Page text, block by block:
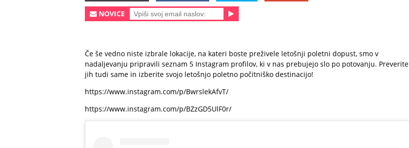
NOVICE
Če še vedno niste izbrale lokacije, na kateri boste preživele letošnji poletni dopust, smo v
nadaljevanju pripravili seznam 5 Instagram profilov, ki v nas prebujejo slo po potovanju. Preverite
jih tudi same in izberite svojo letošnjo poletno počitniško destinacijo!
https://www.instagram.com/p/BwrslekAfvT/
https://www.instagram.com/p/BZzGD5UlF0r/